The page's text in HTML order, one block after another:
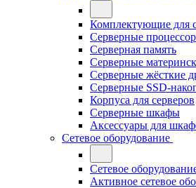
Комплектующие для
Серверные
Серверная память
Серверные
Серверные жёсткие
Серверные SSD-
Корпуса для серверов
Серверные шкафы
Аксессуары для
Сетевое оборудование
Сетевое
Активное сетевое